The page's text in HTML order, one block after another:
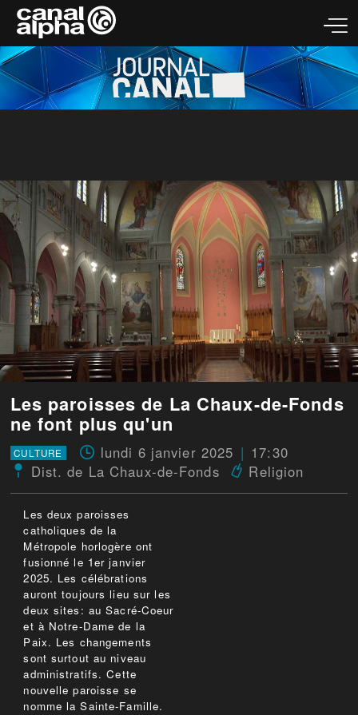
Les paroisses de La Chaux-de-Fonds
ne font plus qu'un
CULTURE lundi 6 janvier 2025
17:30
Dist. de La Chaux-de-Fonds
Religion
Les deux paroisses
catholiques de la
Métropole horlogère ont
fusionné le 1er janvier
2025. Les célébrations
auront toujours lieu sur les
deux sites: au Sacré-Coeur
et à Notre-Dame de la
Paix. Les changements
sont surtout au niveau
administratifs. Cette
nouvelle paroisse se
nomme la Sainte-Famille.